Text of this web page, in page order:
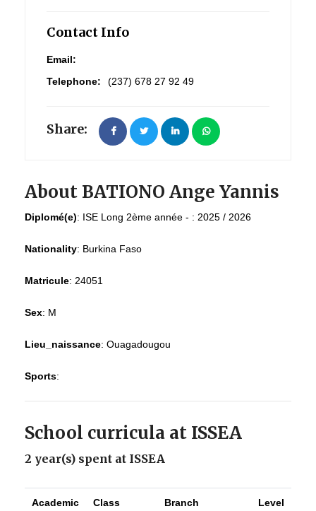
Contact Info
Email:
Telephone:
(237) 678 27 92 49
Share:
About BATIONO Ange Yannis
Diplomé(e): ISE Long 2ème année - : 2025 / 2026
Nationality: Burkina Faso
Matricule: 24051
Sex: M
Lieu_naissance: Ouagadougou
Sports:
School curricula at ISSEA
2 year(s) spent at ISSEA
Academic
Class Branch Level